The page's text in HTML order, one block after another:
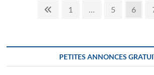
Pagination
Page
1 … Page
5 Page
6
PETITES ANNONCES